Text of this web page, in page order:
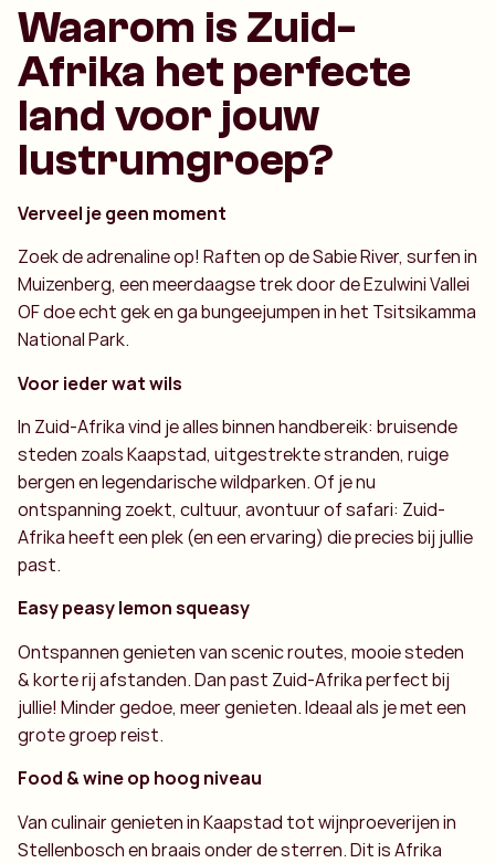
Waarom is Zuid-
Afrika het perfecte
land voor jouw
lustrumgroep?
Verveel je geen moment
Zoek de adrenaline op! Raften op de Sabie River, surfen in
Muizenberg, een meerdaagse trek door de Ezulwini Vallei
OF doe echt gek en ga bungeejumpen in het Tsitsikamma
National Park.
Voor ieder wat wils
In Zuid-Afrika vind je alles binnen handbereik: bruisende
steden zoals Kaapstad, uitgestrekte stranden, ruige
bergen en legendarische wildparken. Of je nu
ontspanning zoekt, cultuur, avontuur of safari: Zuid-
Afrika heeft een plek (en een ervaring) die precies bij jullie
past.
Easy peasy lemon squeasy
Ontspannen genieten van scenic routes, mooie steden
& korte rij afstanden. Dan past Zuid-Afrika perfect bij
jullie! Minder gedoe, meer genieten. Ideaal als je met een
grote groep reist.
Food & wine op hoog niveau
Van culinair genieten in Kaapstad tot wijnproeverijen in
Stellenbosch en braais onder de sterren. Dit is Afrika